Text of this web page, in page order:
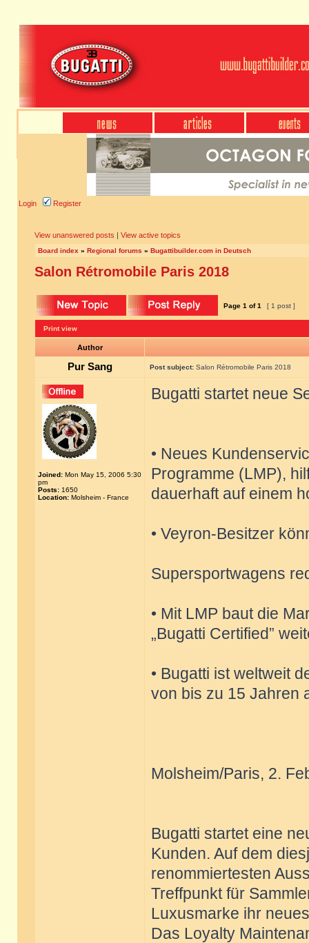
Login Register
View unanswered posts | View active topics
Board index » Regional forums » Bugattibuilder.com in Deutsch
Salon Rétromobile Paris 2018
Page 1 of1 [ 1 post ]
Print view
Author
Pur Sang Post subject: Salon Rétromobile Paris 2018
Joined: Mon May 15, 2006 5:30
pm
Posts: 1650
Location: Molsheim - France
Bugatti startet neue
• Neues
Programme (LMP),
dauerhaft auf einem
• Veyron-Besitzer
Supersportwagens
• Mit LMP baut die
„Bugatti Certified”
• Bugatti ist weltweit
von bis zu 15 Jahren
Molsheim/Paris, 2.
Bugatti startet eine
Kunden. Auf dem
renommiertesten
Treffpunkt für
Luxusmarke ihr
Das Loyalty